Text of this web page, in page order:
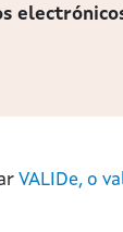
VALIDe, o